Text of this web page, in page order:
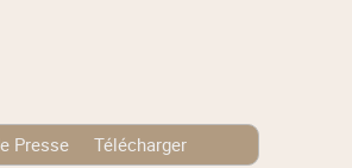
Presse
Télécharger